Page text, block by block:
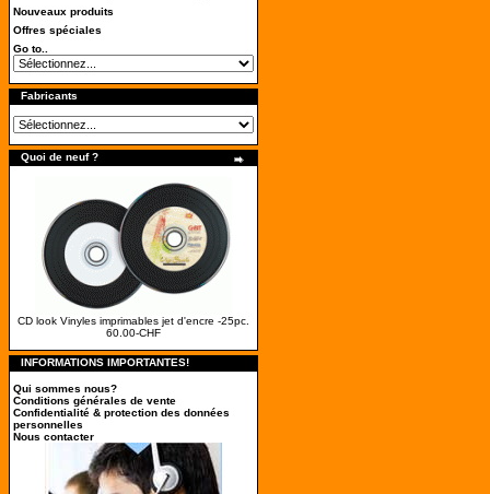
Nouveaux produits
Offres spéciales
Go to..
Fabricants
Quoi de neuf ?
CD look Vinyles imprimables jet d'encre -25pc.
60.00-CHF
INFORMATIONS IMPORTANTES!
Qui sommes nous?
Conditions générales de vente
Confidentialité & protection des données
personnelles
Nous contacter